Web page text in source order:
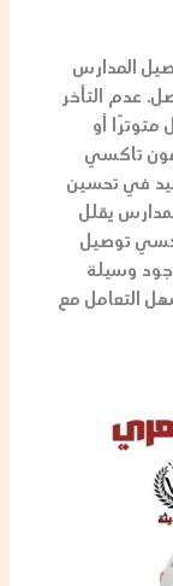
المدارس
عدم التأخر
متوترًا أو
تاكسي
في تحسين
يقلل
توصيل
وسيلة
التعامل مع